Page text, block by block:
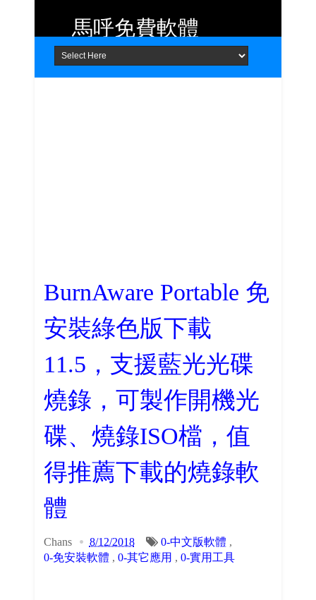
Home About Contact
馬呼免費軟體
提供 Android、iOS 好用的手機應用
程式及 Windows 免費軟體
BurnAware Portable 免
安裝綠色版下載
11.5，支援藍光光碟
燒錄，可製作開機光
碟、燒錄ISO檔，值
得推薦下載的燒錄軟
體
Chans 8/12/2018 0-中文版軟體 ,
0-免安裝軟體 , 0-其它應用 , 0-實用工具